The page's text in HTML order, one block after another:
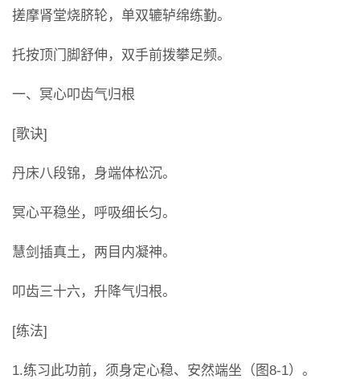
搓摩肾堂烧脐轮，单双辘轳绵练勤。
托按顶门脚舒伸，双手前拨攀足频。
一、冥心叩齿气归根
[歌诀]
丹床八段锦，身端体松沉。
冥心平稳坐，呼吸细长匀。
慧剑插真土，两目内凝神。
叩齿三十六，升降气归根。
[练法]
1.练习此功前，须身定心稳、安然端坐（图8-1）。